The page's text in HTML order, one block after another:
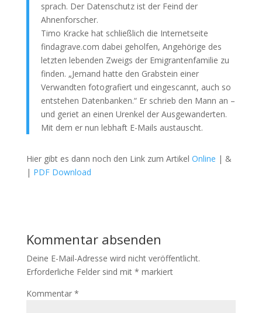
sprach. Der Datenschutz ist der Feind der
Ahnenforscher.
Timo Kracke hat schließlich die Internetseite
findagrave.com dabei geholfen, Angehörige des
letzten lebenden Zweigs der Emigrantenfamilie zu
finden. „Jemand hatte den Grabstein einer
Verwandten fotografiert und eingescannt, auch so
entstehen Datenbanken.“ Er schrieb den Mann an –
und geriet an einen Urenkel der Ausgewanderten.
Mit dem er nun lebhaft E-Mails austauscht.
Hier gibt es dann noch den Link zum Artikel Online | &
| PDF Download
Kommentar absenden
Deine E-Mail-Adresse wird nicht veröffentlicht.
Erforderliche Felder sind mit * markiert
Kommentar *